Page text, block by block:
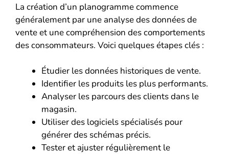
La création d’un planogramme commence
généralement par une analyse des données de
vente et une compréhension des comportements
des consommateurs. Voici quelques étapes clés :
Étudier les données historiques de vente.
Identifier les produits les plus performants.
Analyser les parcours des clients dans le
magasin.
Utiliser des logiciels spécialisés pour
générer des schémas précis.
Tester et ajuster régulièrement le